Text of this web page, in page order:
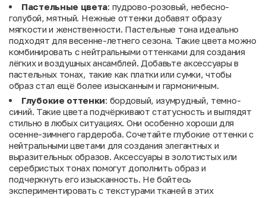
Пастельные цвета: пудрово-розовый, небесно-
голубой, мятный. Нежные оттенки добавят образу
мягкости и женственности. Пастельные тона идеально
подходят для весенне-летнего сезона. Такие цвета можно
комбинировать с нейтральными оттенками для создания
лёгких и воздушных ансамблей. Добавьте аксессуары в
пастельных тонах, такие как платки или сумки, чтобы
образ стал ещё более изысканным и гармоничным.
Глубокие оттенки: бордовый, изумрудный, темно-
синий. Такие цвета подчёркивают статусность и выглядят
стильно в любых ситуациях. Они особенно хороши для
осенне-зимнего гардероба. Сочетайте глубокие оттенки с
нейтральными цветами для создания элегантных и
выразительных образов. Аксессуары в золотистых или
серебристых тонах помогут дополнить образ и
подчеркнуть его изысканность. Не бойтесь
экспериментировать с текстурами тканей в этих